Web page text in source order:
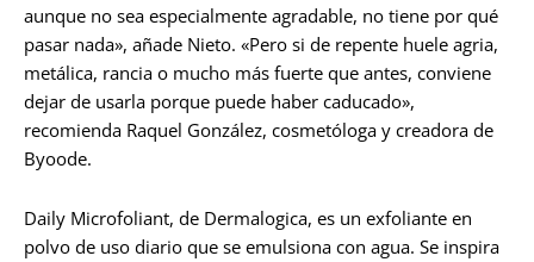
aunque no sea especialmente agradable, no tiene por qué
pasar nada», añade Nieto. «Pero si de repente huele agria,
metálica, rancia o mucho más fuerte que antes, conviene
dejar de usarla porque puede haber caducado»,
recomienda Raquel González, cosmetóloga y creadora de
Byoode.
Daily Microfoliant, de Dermalogica, es un exfoliante en
polvo de uso diario que se emulsiona con agua. Se inspira